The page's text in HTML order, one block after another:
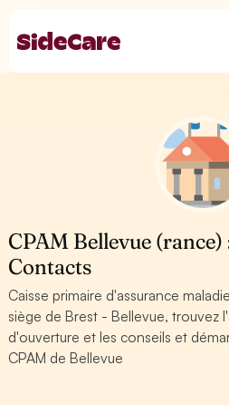
CPAM Bellevue
Contacts
Caisse primaire d'assurance
siège de Brest - Bellevue, trouvez
d'ouverture et les conseils et
CPAM de Bellevue